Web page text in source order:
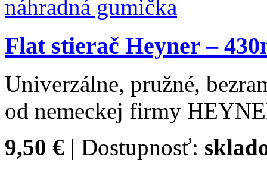
Flat stierač Heyner –
Univerzálne, pružné,
od nemeckej firmy
9,50 € | Dostupnosť: